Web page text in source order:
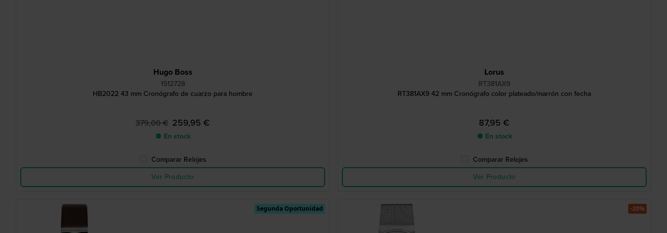
Hugo Boss
1512728
HB2022 43 mm Cronógrafo de cuarzo para hombre
379,00 € 259,95 €
● En stock
Comparar Relojes
Ver Producto
Lorus
RT381AX9
RT381AX9 42 mm Cronógrafo color plateado/marrón con fecha
87,95 €
● En stock
Comparar Relojes
Ver Producto
Segunda Oportunidad -20%